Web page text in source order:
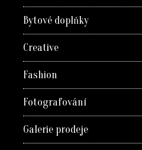
Bytové doplňky
Creative
Fashion
Fotografování
Galerie prodeje